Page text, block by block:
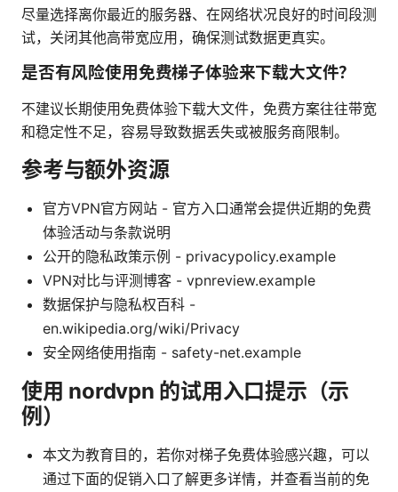
尽量选择离你最近的服务器、在网络状况良好的时间段测
试，关闭其他高带宽应用，确保测试数据更真实。
是否有风险使用免费梯子体验来下载大文件？
不建议长期使用免费体验下载大文件，免费方案往往带宽
和稳定性不足，容易导致数据丢失或被服务商限制。
参考与额外资源
官方VPN官方网站 - 官方入口通常会提供近期的免费
体验活动与条款说明
公开的隐私政策示例 - privacypolicy.example
VPN对比与评测博客 - vpnreview.example
数据保护与隐私权百科 -
en.wikipedia.org/wiki/Privacy
安全网络使用指南 - safety-net.example
使用 nordvpn 的试用入口提示（示
例）
本文为教育目的，若你对梯子免费体验感兴趣，可以
通过下面的促销入口了解更多详情，并查看当前的免